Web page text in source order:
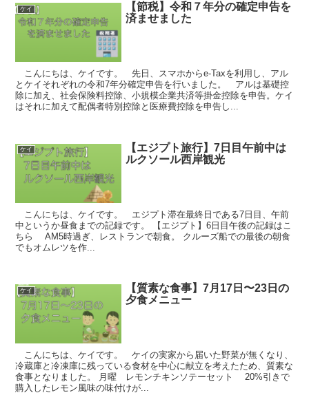
ケイ
【節税】令和７年分の確定申告を
済ませました
こんにちは、ケイです。 先日、スマホからe-Taxを利用し、アル
とケイそれぞれの令和7年分確定申告を行いました。 アルは基礎控
除に加え、社会保険料控除、小規模企業共済等掛金控除を申告。ケイ
はそれに加えて配偶者特別控除と医療費控除を申告し...
ケイ
【エジプト旅行】7日目午前中は
ルクソール西岸観光
こんにちは、ケイです。 エジプト滞在最終日である7日目、午前
中というか昼食までの記録です。 【エジプト】6日目午後の記録はこ
ちら AM5時過ぎ、レストランで朝食。 クルーズ船での最後の朝食
でもオムレツを作...
ケイ
【質素な食事】7月17日〜23日の
夕食メニュー
こんにちは、ケイです。 ケイの実家から届いた野菜が無くなり、
冷蔵庫と冷凍庫に残っている食材を中心に献立を考えたため、質素な
食事となりました。 月曜 レモンチキンソテーセット 20%引きで
購入したレモン風味の味付けが...